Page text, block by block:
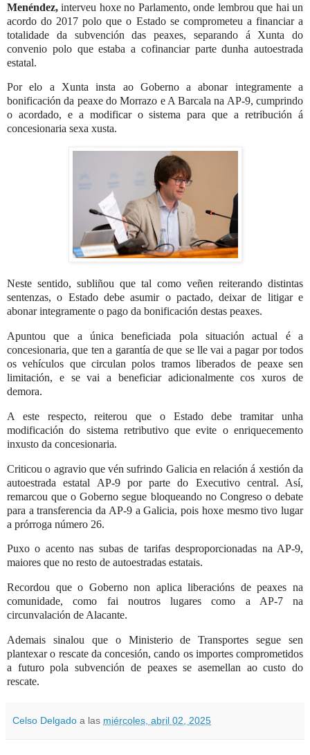
Menéndez, interveu hoxe no Parlamento, onde lembrou que hai un
acordo do 2017 polo que o Estado se comprometeu a financiar a
totalidade da subvención das peaxes, separando á Xunta do
convenio polo que estaba a cofinanciar parte dunha autoestrada
estatal.
Por elo a Xunta insta ao Goberno a abonar integramente a
bonificación da peaxe do Morrazo e A Barcala na AP-9, cumprindo
o acordado, e a modificar o sistema para que a retribución á
concesionaria sexa xusta.
Neste sentido, subliñou que tal como veñen reiterando distintas
sentenzas, o Estado debe asumir o pactado, deixar de litigar e
abonar integramente o pago da bonificación destas peaxes.
Apuntou que a única beneficiada pola situación actual é a
concesionaria, que ten a garantía de que se lle vai a pagar por todos
os vehículos que circulan polos tramos liberados de peaxe sen
limitación, e se vai a beneficiar adicionalmente cos xuros de
demora.
A este respecto, reiterou que o Estado debe tramitar unha
modificación do sistema retributivo que evite o enriquecemento
inxusto da concesionaria.
Criticou o agravio que vén sufrindo Galicia en relación á xestión da
autoestrada estatal AP-9 por parte do Executivo central. Así,
remarcou que o Goberno segue bloqueando no Congreso o debate
para a transferencia da AP-9 a Galicia, pois hoxe mesmo tivo lugar
a prórroga número 26.
Puxo o acento nas subas de tarifas desproporcionadas na AP-9,
maiores que no resto de autoestradas estatais.
Recordou que o Goberno non aplica liberacións de peaxes na
comunidade, como fai noutros lugares como a AP-7 na
circunvalación de Alacante.
Ademais sinalou que o Ministerio de Transportes segue sen
plantexar o rescate da concesión, cando os importes comprometidos
a futuro pola subvención de peaxes se asemellan ao custo do
rescate.
Celso Delgado a las miércoles, abril 02, 2025